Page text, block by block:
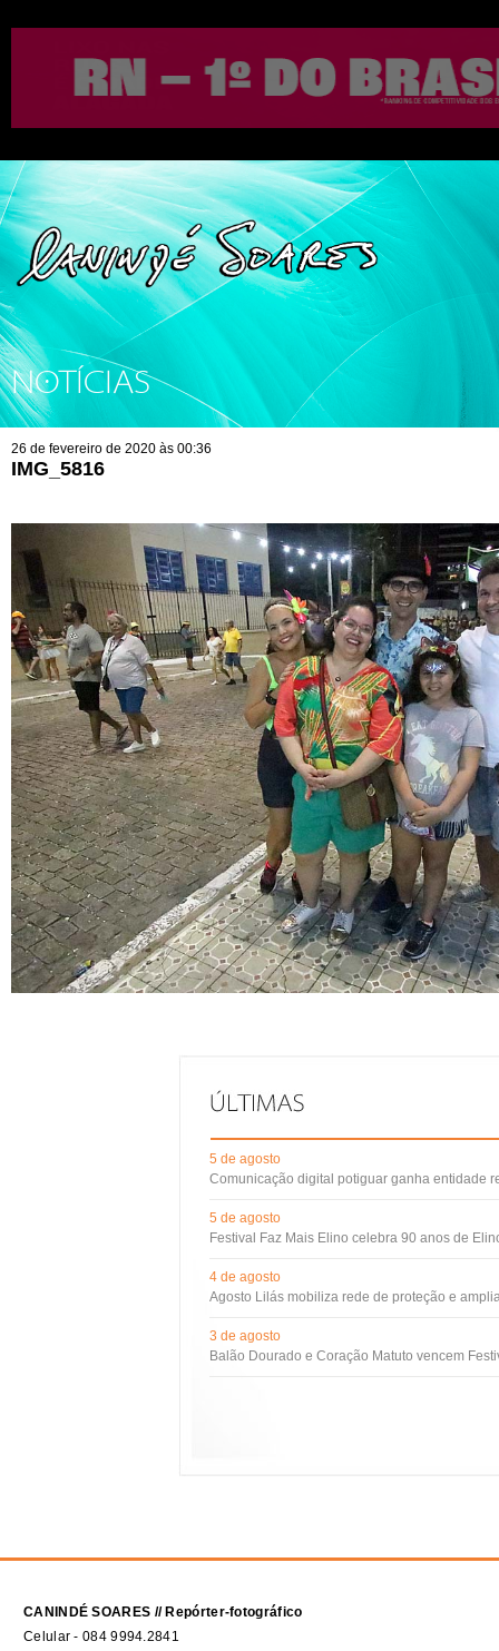
NOTÍCIAS
26 de fevereiro de 2020 às 00:36
IMG_5816
5 de agosto
Comunicação digital potiguar ganha entidade
5 de agosto
Festival Faz Mais Elino celebra 90 anos de
4 de agosto
Agosto Lilás mobiliza rede de proteção e
3 de agosto
Balão Dourado e Coração Matuto vencem
CANINDÉ SOARES // Repórter-fotográfico
Celular - 084 9994.2841